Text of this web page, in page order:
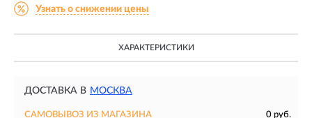
Узнать о снижении цены
ХАРАКТЕРИСТИКИ
ДОСТАВКА В МОСКВА
САМОВЫВОЗ ИЗ МАГАЗИНА
0 руб.